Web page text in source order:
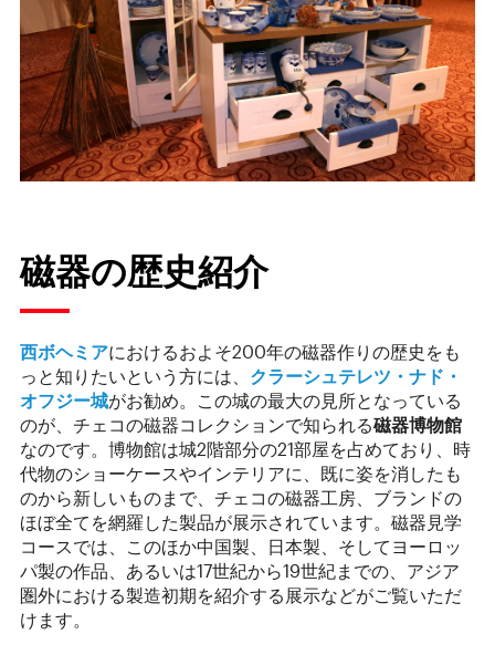
磁器の歴史紹介
西ボヘミアにおけるおよそ200年の磁器作りの歴史をも
っと知りたいという方には、 クラーシュテレツ・ナド・
オフジー城がお勧め。この城の最大の見所となっている
のが、チェコの磁器コレクションで知られる磁器博物館
なのです。博物館は城2階部分の21部屋を占めており、時
代物のショーケースやインテリアに、既に姿を消したも
のから新しいものまで、チェコの磁器工房、ブランドの
ほぼ全てを網羅した製品が展示されています。磁器見学
コースでは、このほか中国製、日本製、そしてヨーロッ
パ製の作品、あるいは17世紀から19世紀までの、アジア
圏外における製造初期を紹介する展示などがご覧いただ
けます。